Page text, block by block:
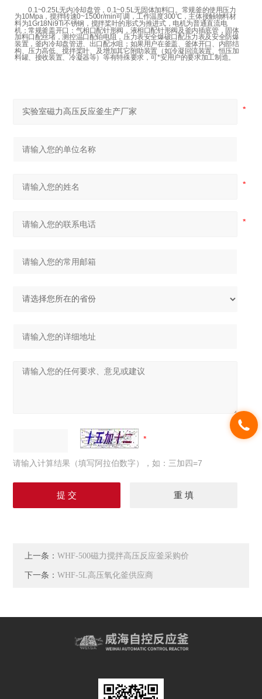
0.1~0.25L无内冷却盘管，0.1~0.5L无固体加料口。常规釜的使用压力
为10Mpa，搅拌转速0~1500r/min可调，工作温度300℃，主体接触物料材
料为1Gr18Ni9Ti不锈钢，搅拌桨叶的形式为推进式，电机为普通直流电
机；常规釜盖开口：气相口配针形阀，液相口配针形阀及釜内插底管，固体
加料口配丝堵，测控温口配铂电阻，压力表安全爆破口配压力表及安全防爆
装置，釜内冷却盘管进、出口配水咀；如果用户在釜盖、釜体开口、内部结
构、压力高低、搅拌桨叶、及增加其它附助装置（如冷凝回流装置、恒压加
料罐、接收装置、冷凝器等）等有特殊要求，可*安用户的要求加工制造。
请输入计算结果（填写阿拉伯数字），如：三加四=7
上一条：WHF-500磁力搅拌高压反应釜采购价
下一条：WHF-5L高压氧化釜供应商